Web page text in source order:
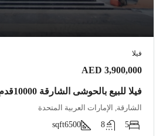
فيلا
AED 3,900,000
فيلا للبيع بالحوشى الشارقة 10000قدم مربع 5 غرف
الشارقة, الإمارات العربية المتحدة
5
8
6500
sqft